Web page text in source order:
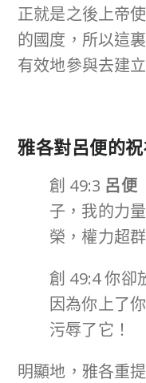
正就是之後上帝
的國度，所以這
有效地參與去建
雅各對呂便的
創 49:3 呂便
子，我的力
榮，權力超群
創 49:4 你卻
因為你上了
污辱了它！
明顯地，雅各重